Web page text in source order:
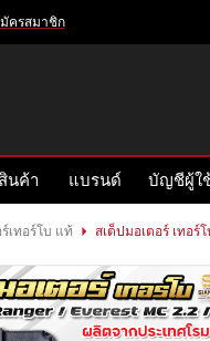
ครสมาชิก
สินค้า แบรนด์ บัญชีผู้ใ
เทอร์โบ แท้ สเต็ปมอเตอร์ เทอร์